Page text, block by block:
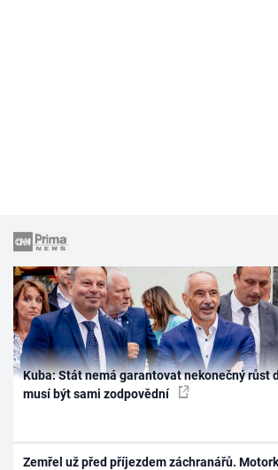
Kuba: Stát nemá garantovat nekonečný růst
musí být sami zodpovědní
Zemřel už před příjezdem záchranářů.